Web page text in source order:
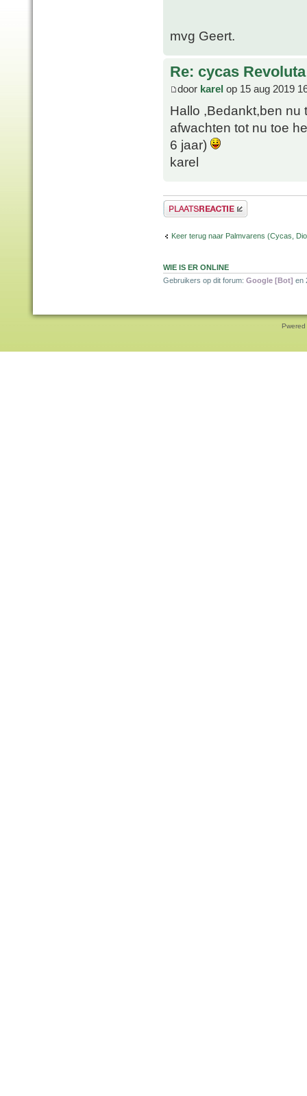
mvg Geert.
Re: cycas Revoluta
door karel op 15 aug 2019
Hallo ,Bedankt,ben nu
afwachten tot nu toe
6 jaar)
karel
Plaats een reactie
Keer terug naar Palmvarens (Cycas,
WIE IS ER ONLINE
Gebruikers op dit forum: Google [Bot] en